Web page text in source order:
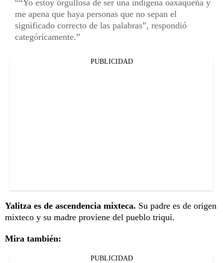
“Yo estoy orgullosa de ser una indígena oaxaqueña y
me apena que haya personas que no sepan el
significado correcto de las palabras”, respondió
categóricamente.
PUBLICIDAD
Yalitza es de ascendencia mixteca. Su padre es de origen
mixteco y su madre proviene del pueblo triqui.
Mira también:
PUBLICIDAD